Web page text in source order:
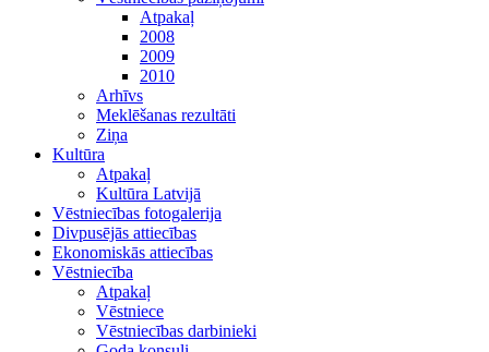
Atpakaļ
2008
2009
2010
Arhīvs
Meklēšanas rezultāti
Ziņa
Kultūra
Atpakaļ
Kultūra Latvijā
Vēstniecības fotogalerija
Divpusējās attiecības
Ekonomiskās attiecības
Vēstniecība
Atpakaļ
Vēstniece
Vēstniecības darbinieki